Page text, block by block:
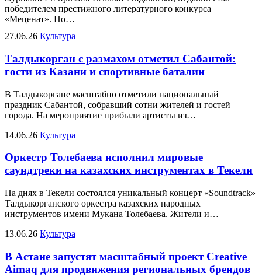
победителем престижного литературного конкурса
«Меценат». По…
27.06.26 Культура
Талдыкорган с размахом отметил Сабантой:
гости из Казани и спортивные баталии
В Талдыкоргане масштабно отметили национальный
праздник Сабантой, собравший сотни жителей и гостей
города. На мероприятие прибыли артисты из…
14.06.26 Культура
Оркестр Толебаева исполнил мировые
саундтреки на казахских инструментах в Текели
На днях в Текели состоялся уникальный концерт «Soundtrack»
Талдыкорганского оркестра казахских народных
инструментов имени Мукана Толебаева. Жители и…
13.06.26 Культура
В Астане запустят масштабный проект Creative
Aimaq для продвижения региональных брендов